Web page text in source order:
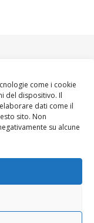
come i cookie
del dispositivo. Il
dati come il
sito. Non
su alcune